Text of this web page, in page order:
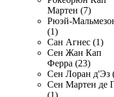
Мартен (7)
Рюэй-
(1)
Сан Агнес (1)
Сен Жан Кап
Ферра (23)
Сен Лоран д'Эз
Сен Мартен де
(1)